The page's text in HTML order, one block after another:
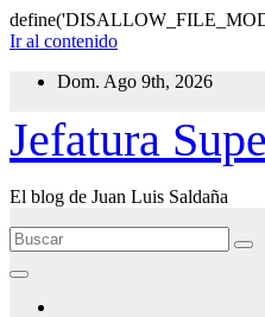
Ir al contenido
Dom. Ago 9th, 2026
Jefatura
El blog de Juan Luis Saldaña